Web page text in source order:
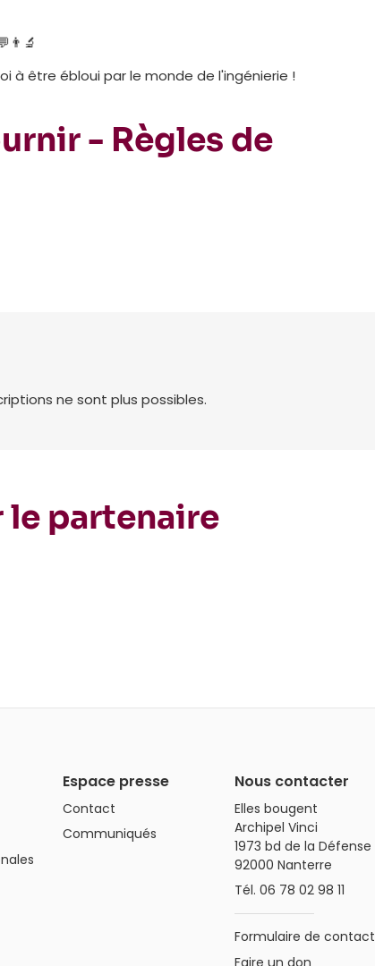
à être ébloui par le monde de l'ingénierie !
- Règles de
ne sont plus possibles.
le partenaire
Espace presse
Contact
Communiqués
Nous contacter
Elles bougent
Archipel Vinci
1973 bd de la Défense
92000 Nanterre
Tél.06 78 02 98 11
Formulaire de contact
Faire un don